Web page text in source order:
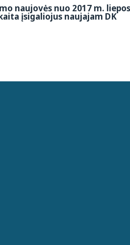
naujovės nuo 2017 m. liepos
įsigaliojus naujajam DK